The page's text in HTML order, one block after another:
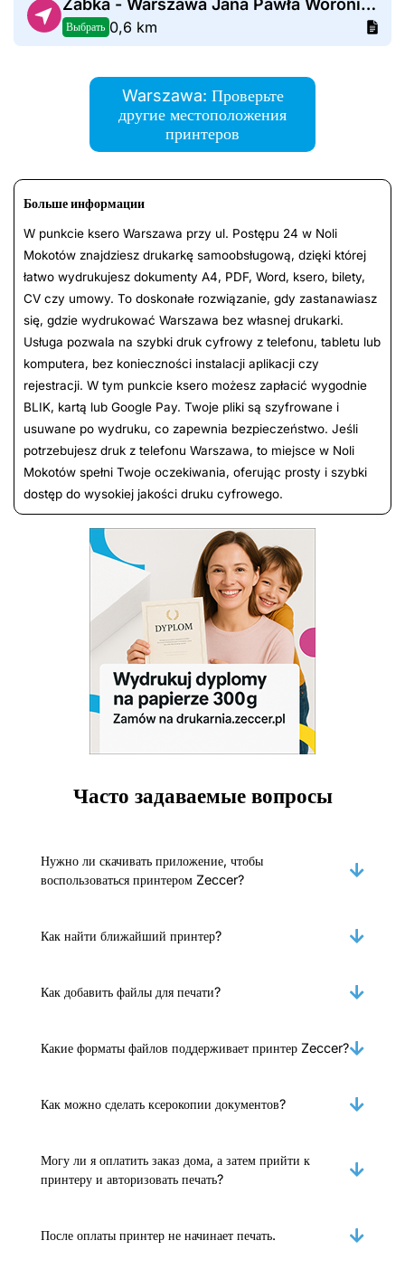
Żabka - Warszawa Jana Pawła Woronicza 31
Выбрать 0,6 km
Warszawa: Проверьте
другие местоположения
принтеров
Больше информации
W punkcie ksero Warszawa przy ul. Postępu 24 w Noli
Mokotów znajdziesz drukarkę samoobsługową, dzięki której
łatwo wydrukujesz dokumenty A4, PDF, Word, ksero, bilety,
CV czy umowy. To doskonałe rozwiązanie, gdy zastanawiasz
się, gdzie wydrukować Warszawa bez własnej drukarki.
Usługa pozwala na szybki druk cyfrowy z telefonu, tabletu lub
komputera, bez konieczności instalacji aplikacji czy
rejestracji. W tym punkcie ksero możesz zapłacić wygodnie
BLIK, kartą lub Google Pay. Twoje pliki są szyfrowane i
usuwane po wydruku, co zapewnia bezpieczeństwo. Jeśli
potrzebujesz druk z telefonu Warszawa, to miejsce w Noli
Mokotów spełni Twoje oczekiwania, oferując prosty i szybki
dostęp do wysokiej jakości druku cyfrowego.
Часто задаваемые вопросы
Нужно ли скачивать приложение, чтобы
воспользоваться принтером Zeccer?
Как найти ближайший принтер?
Как добавить файлы для печати?
Какие форматы файлов поддерживает принтер Zeccer?
Как можно сделать ксерокопии документов?
Могу ли я оплатить заказ дома, а затем прийти к
принтеру и авторизовать печать?
После оплаты принтер не начинает печать.